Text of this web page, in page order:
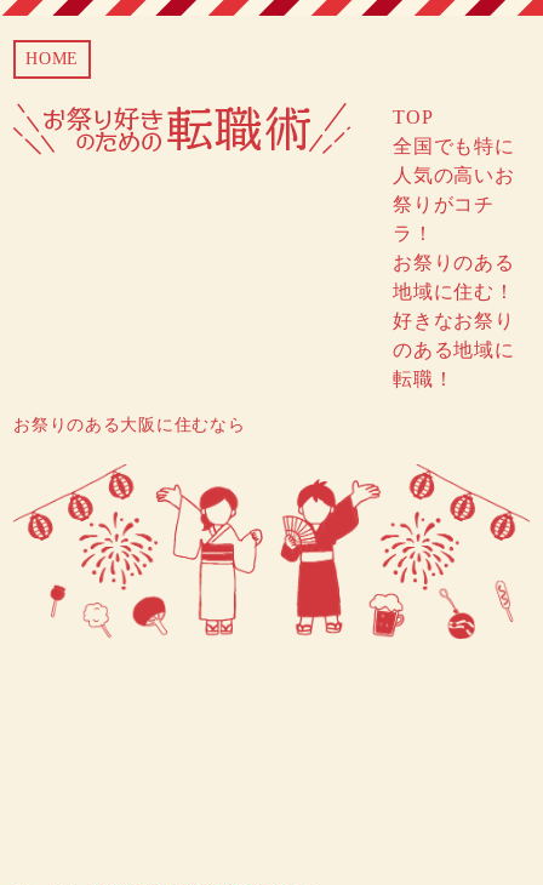
HOME
TOP
全国でも特に
人気の高いお
祭りがコチ
ラ！
お祭りのある
地域に住む！
好きなお祭り
のある地域に
転職！
お祭りのある大阪に住むなら